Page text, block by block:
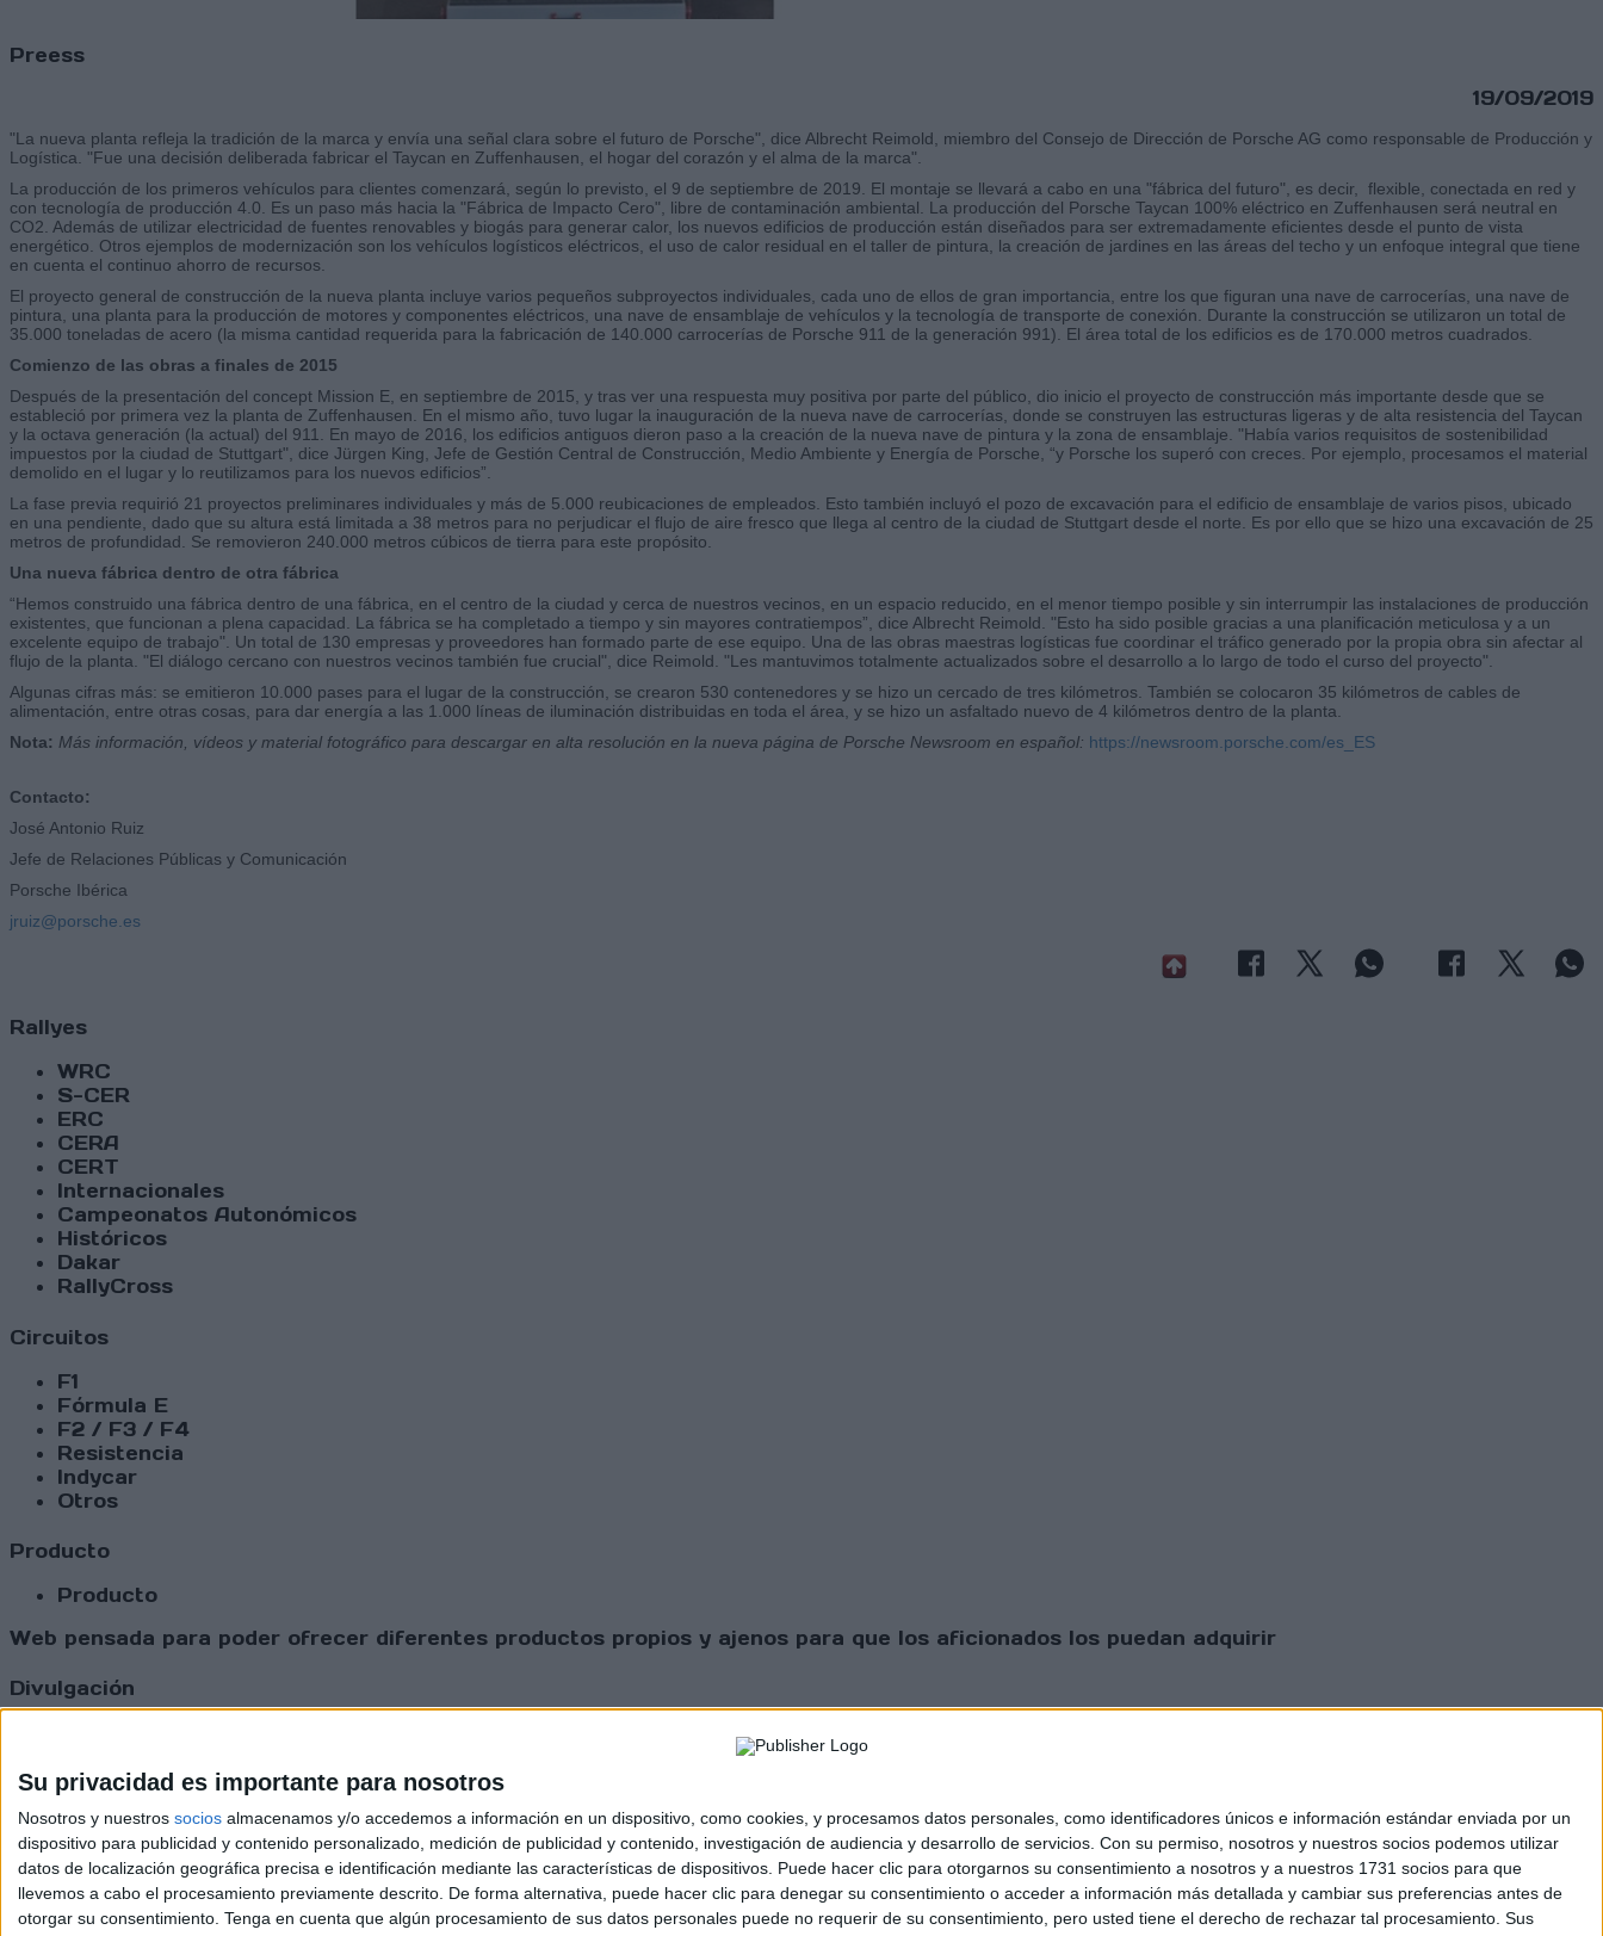
Su privacidad es importante para nosotros
Nosotros y nuestros socios almacenamos y/o accedemos a información en un dispositivo, como cookies, y procesamos datos personales, como identificadores únicos e información estándar enviada por un
dispositivo para publicidad y contenido personalizado, medición de publicidad y contenido, investigación de audiencia y desarrollo de servicios. Con su permiso, nosotros y nuestros socios podemos utilizar
datos de localización geográfica precisa e identificación mediante las características de dispositivos. Puede hacer clic para otorgarnos su consentimiento a nosotros y a nuestros 1731 socios para que
llevemos a cabo el procesamiento previamente descrito. De forma alternativa, puede hacer clic para denegar su consentimiento o acceder a información más detallada y cambiar sus preferencias antes de
otorgar su consentimiento. Tenga en cuenta que algún procesamiento de sus datos personales puede no requerir de su consentimiento, pero usted tiene el derecho de rechazar tal procesamiento. Sus
Preess
19/09/2019
"La nueva planta refleja la tradición de la marca y envía una señal clara sobre el futuro de Porsche", dice Albrecht Reimold, miembro del Consejo de Dirección de Porsche AG como responsable de Producción y
Logística. "Fue una decisión deliberada fabricar el Taycan en Zuffenhausen, el hogar del corazón y el alma de la marca".
La producción de los primeros vehículos para clientes comenzará, según lo previsto, el 9 de septiembre de 2019. El montaje se llevará a cabo en una "fábrica del futuro", es decir, flexible, conectada en red y
con tecnología de producción 4.0. Es un paso más hacia la "Fábrica de Impacto Cero", libre de contaminación ambiental. La producción del Porsche Taycan 100% eléctrico en Zuffenhausen será neutral en
CO2. Además de utilizar electricidad de fuentes renovables y biogás para generar calor, los nuevos edificios de producción están diseñados para ser extremadamente eficientes desde el punto de vista
energético. Otros ejemplos de modernización son los vehículos logísticos eléctricos, el uso de calor residual en el taller de pintura, la creación de jardines en las áreas del techo y un enfoque integral que tiene
en cuenta el continuo ahorro de recursos.
El proyecto general de construcción de la nueva planta incluye varios pequeños subproyectos individuales, cada uno de ellos de gran importancia, entre los que figuran una nave de carrocerías, una nave de
pintura, una planta para la producción de motores y componentes eléctricos, una nave de ensamblaje de vehículos y la tecnología de transporte de conexión. Durante la construcción se utilizaron un total de
35.000 toneladas de acero (la misma cantidad requerida para la fabricación de 140.000 carrocerías de Porsche 911 de la generación 991). El área total de los edificios es de 170.000 metros cuadrados.
Comienzo de las obras a finales de 2015
Después de la presentación del concept Mission E, en septiembre de 2015, y tras ver una respuesta muy positiva por parte del público, dio inicio el proyecto de construcción más importante desde que se
estableció por primera vez la planta de Zuffenhausen. En el mismo año, tuvo lugar la inauguración de la nueva nave de carrocerías, donde se construyen las estructuras ligeras y de alta resistencia del Taycan
y la octava generación (la actual) del 911. En mayo de 2016, los edificios antiguos dieron paso a la creación de la nueva nave de pintura y la zona de ensamblaje. "Había varios requisitos de sostenibilidad
impuestos por la ciudad de Stuttgart", dice Jürgen King, Jefe de Gestión Central de Construcción, Medio Ambiente y Energía de Porsche, “y Porsche los superó con creces. Por ejemplo, procesamos el material
demolido en el lugar y lo reutilizamos para los nuevos edificios”.
La fase previa requirió 21 proyectos preliminares individuales y más de 5.000 reubicaciones de empleados. Esto también incluyó el pozo de excavación para el edificio de ensamblaje de varios pisos, ubicado
en una pendiente, dado que su altura está limitada a 38 metros para no perjudicar el flujo de aire fresco que llega al centro de la ciudad de Stuttgart desde el norte. Es por ello que se hizo una excavación de 25
metros de profundidad. Se removieron 240.000 metros cúbicos de tierra para este propósito.
Una nueva fábrica dentro de otra fábrica
“Hemos construido una fábrica dentro de una fábrica, en el centro de la ciudad y cerca de nuestros vecinos, en un espacio reducido, en el menor tiempo posible y sin interrumpir las instalaciones de producción
existentes, que funcionan a plena capacidad. La fábrica se ha completado a tiempo y sin mayores contratiempos”, dice Albrecht Reimold. "Esto ha sido posible gracias a una planificación meticulosa y a un
excelente equipo de trabajo". Un total de 130 empresas y proveedores han formado parte de ese equipo. Una de las obras maestras logísticas fue coordinar el tráfico generado por la propia obra sin afectar al
flujo de la planta. "El diálogo cercano con nuestros vecinos también fue crucial", dice Reimold. "Les mantuvimos totalmente actualizados sobre el desarrollo a lo largo de todo el curso del proyecto".
Algunas cifras más: se emitieron 10.000 pases para el lugar de la construcción, se crearon 530 contenedores y se hizo un cercado de tres kilómetros. También se colocaron 35 kilómetros de cables de
alimentación, entre otras cosas, para dar energía a las 1.000 líneas de iluminación distribuidas en toda el área, y se hizo un asfaltado nuevo de 4 kilómetros dentro de la planta.
Nota: Más información, vídeos y material fotográfico para descargar en alta resolución en la nueva página de Porsche Newsroom en español: https://newsroom.porsche.com/es_ES
Contacto:
José Antonio Ruiz
Jefe de Relaciones Públicas y Comunicación
Porsche Ibérica
jruiz@porsche.es
Rallyes
WRC
S-CER
ERC
CERA
CERT
Internacionales
Campeonatos Autonómicos
Históricos
Dakar
RallyCross
Circuitos
F1
Fórmula E
F2 / F3 / F4
Resistencia
Indycar
Otros
Producto
Producto
Web pensada para poder ofrecer diferentes productos propios y ajenos para que los aficionados los puedan adquirir
Divulgación
Comunicados
Vídeos (on boards)
Redes Sociales
2026 Revista Scratch |Contacto|Aviso legal y política de privacidad